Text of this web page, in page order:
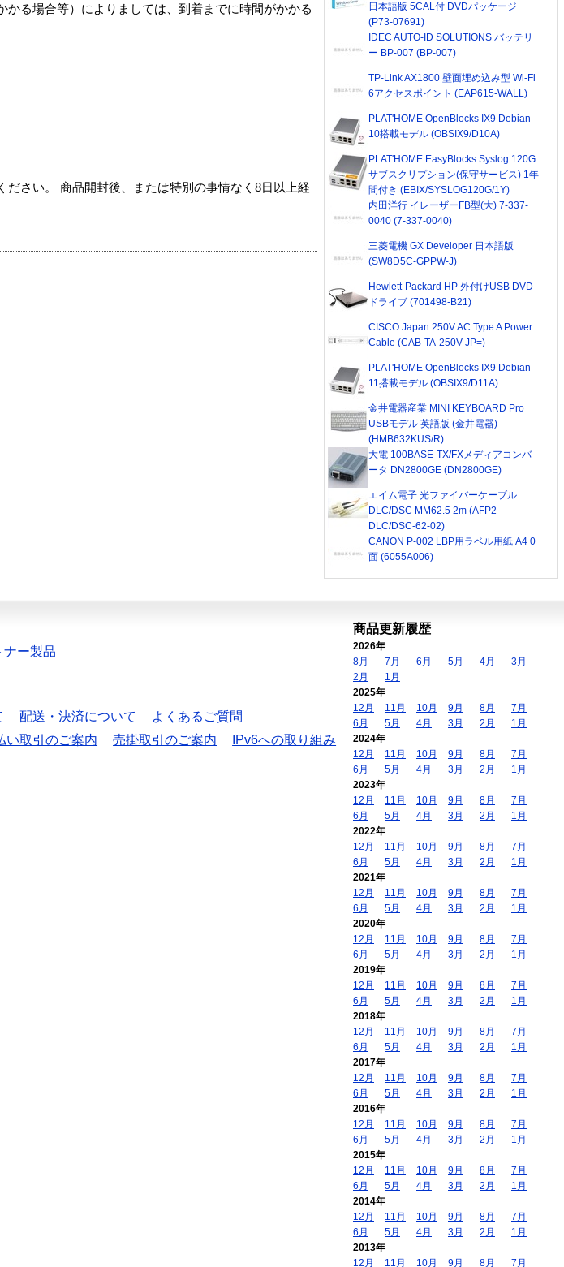
る場合等）によりましては、到着までに時間がかかる
さい。 商品開封後、または特別の事情なく8日以上経
日本語版 5CAL付 DVDパッケージ
(P73-07691)
IDEC AUTO-ID SOLUTIONS バッテリ
ー BP-007 (BP-007)
TP-Link AX1800 壁面埋め込み型 Wi-Fi
6アクセスポイント (EAP615-WALL)
PLAT'HOME OpenBlocks IX9 Debian
10搭載モデル (OBSIX9/D10A)
PLAT'HOME EasyBlocks Syslog 120G
サブスクリプション(保守サービス) 1年
間付き (EBIX/SYSLOG120G/1Y)
内田洋行 イレーザーFB型(大) 7-337-
0040 (7-337-0040)
三菱電機 GX Developer 日本語版
(SW8D5C-GPPW-J)
Hewlett-Packard HP 外付けUSB DVD
ドライブ (701498-B21)
CISCO Japan 250V AC Type A Power
Cable (CAB-TA-250V-JP=)
PLAT'HOME OpenBlocks IX9 Debian
11搭載モデル (OBSIX9/D11A)
金井電器産業 MINI KEYBOARD Pro
USBモデル 英語版 (金井電器)
(HMB632KUS/R)
大電 100BASE-TX/FXメディアコンバ
ータ DN2800GE (DN2800GE)
エイム電子 光ファイバーケーブル
DLC/DSC MM62.5 2m (AFP2-
DLC/DSC-62-02)
CANON P-002 LBP用ラベル用紙 A4 0
面 (6055A006)
ナー製品
配送・決済について
よくあるご質問
い取引のご案内 売掛取引のご案内
IPv6への取り組み
商品更新履歴
2026年
8月
7月 6月 5月 4月
3月
2月
1月
2025年
12月
11月 10月 9月 8月
7月
6月
5月 4月 3月 2月
1月
2024年
12月
11月 10月 9月 8月
7月
6月
5月 4月 3月 2月
1月
2023年
12月
11月 10月 9月 8月
7月
6月
5月 4月 3月 2月
1月
2022年
12月
11月 10月 9月 8月
7月
6月
5月 4月 3月 2月
1月
2021年
12月
11月 10月 9月 8月
7月
6月
5月 4月 3月 2月
1月
2020年
12月
11月 10月 9月 8月
7月
6月
5月 4月 3月 2月
1月
2019年
12月
11月 10月 9月 8月
7月
6月
5月 4月 3月 2月
1月
2018年
12月
11月 10月 9月 8月
7月
6月
5月 4月 3月 2月
1月
2017年
12月
11月 10月 9月 8月
7月
6月
5月 4月 3月 2月
1月
2016年
12月
11月 10月 9月 8月
7月
6月
5月 4月 3月 2月
1月
2015年
12月
11月 10月 9月 8月
7月
6月
5月 4月 3月 2月
1月
2014年
12月
11月 10月 9月 8月
7月
6月
5月 4月 3月 2月
1月
2013年
12月
11月 10月 9月 8月 7月